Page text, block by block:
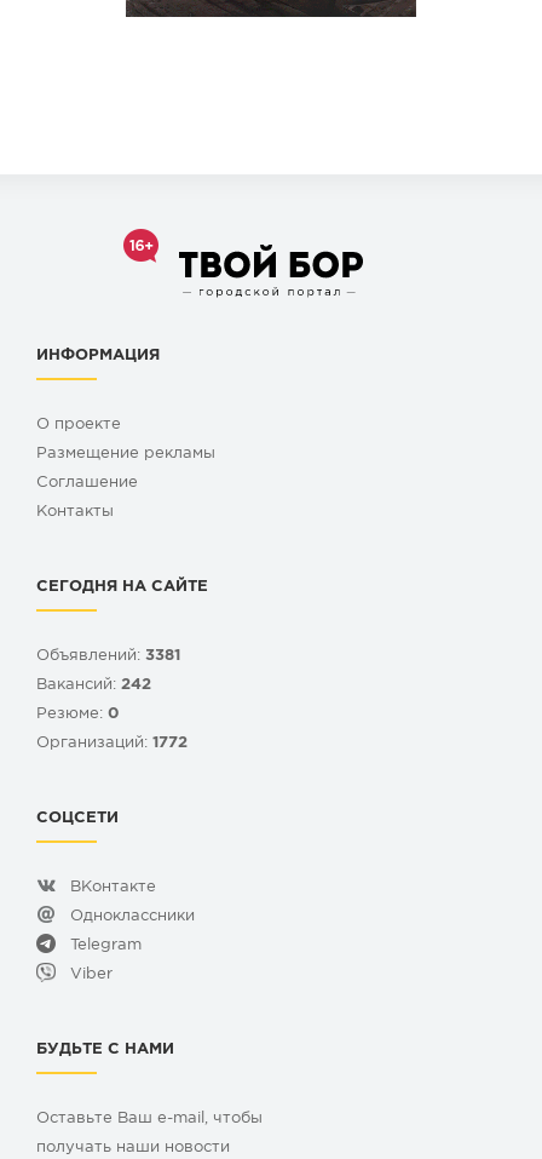
ИНФОРМАЦИЯ
О проекте
Размещение рекламы
Cоглашение
Контакты
СЕГОДНЯ НА САЙТЕ
Объявлений: 3381
Вакансий: 242
Резюме: 0
Организаций: 1772
СОЦСЕТИ
ВКонтакте
Одноклассники
Telegram
Viber
БУДЬТЕ С НАМИ
Оставьте Ваш e-mail, чтобы
получать наши новости